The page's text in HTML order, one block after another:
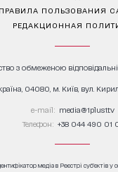
ПРАВИЛА ПОЛЬЗОВАНИЯ
РЕДАКЦИОННАЯ
з обмеженою
04080, м. Київ, вул.
е-mail: media@1plus1.tv
Телефон: +38 044 490 01
медіа в Реєстрі суб’єктів у